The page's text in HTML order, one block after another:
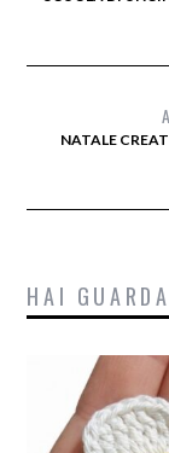
NATALE
HAI